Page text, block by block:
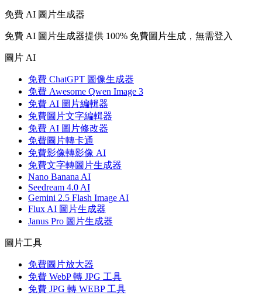
免費 AI 圖片生成器
免費 AI 圖片生成器提供 100% 免費圖片生成，無需登入
圖片 AI
免費 ChatGPT 圖像生成器
免費 Awesome Qwen Image 3
免費 AI 圖片編輯器
免費圖片文字編輯器
免費 AI 圖片修改器
免費圖片轉卡通
免費影像轉影像 AI
免費文字轉圖片生成器
Nano Banana AI
Seedream 4.0 AI
Gemini 2.5 Flash Image AI
Flux AI 圖片生成器
Janus Pro 圖片生成器
圖片工具
免費圖片放大器
免費 WebP 轉 JPG 工具
免費 JPG 轉 WEBP 工具